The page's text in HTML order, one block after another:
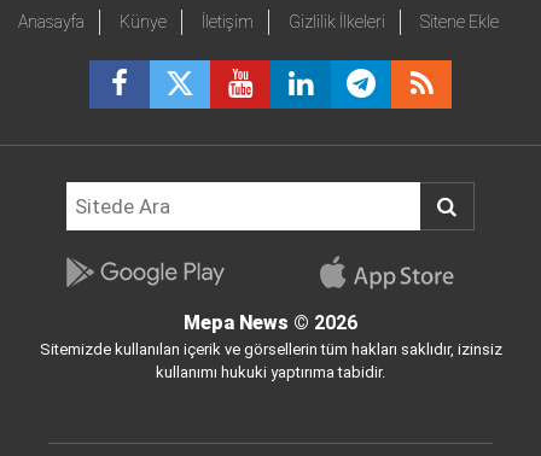
Anasayfa Künye İletişim Gizlilik İlkeleri Sitene Ekle
Mepa News © 2026
Sitemizde kullanılan içerik ve görsellerin tüm hakları saklıdır, izinsiz
kullanımı hukuki yaptırıma tabidir.